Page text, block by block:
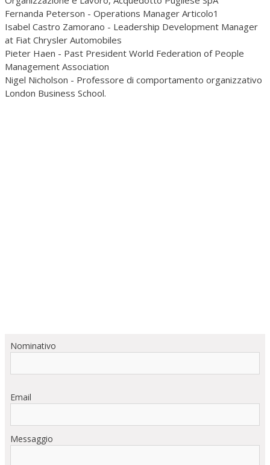
Fernanda Peterson - Operations Manager Articolo1
Isabel Castro Zamorano - Leadership Development Manager
at Fiat Chrysler Automobiles
Pieter Haen - Past President World Federation of People
Management Association
Nigel Nicholson - Professore di comportamento organizzativo
London Business School.
Nominativo
Email
Messaggio